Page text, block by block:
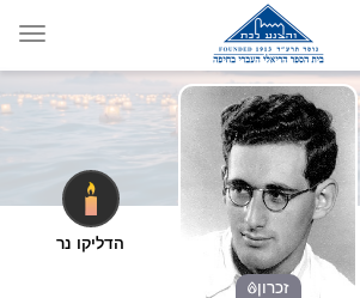
זכרון
הדליקו נר